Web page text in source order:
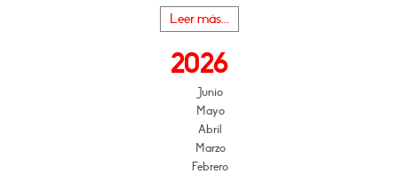
Leer más...
2026
Junio
Mayo
Abril
Marzo
Febrero